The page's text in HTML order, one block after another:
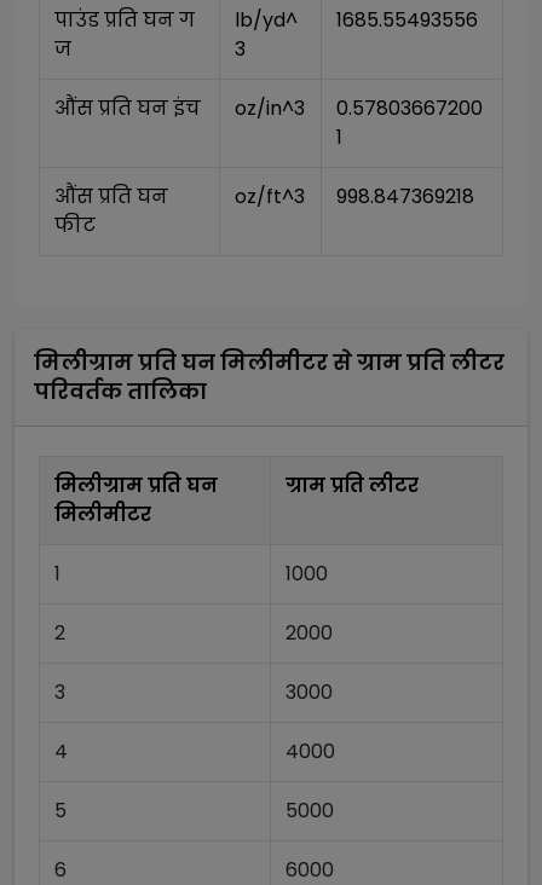
पाउंड प्रति घन ग
ज
lb/yd^
3
1685.55493556
औंस प्रति घन इंच oz/in^3
0.57803667200
1
औंस प्रति घन
फीट
oz/ft^3 998.847369218
मिलीग्राम प्रति घन मिलीमीटरसेग्राम प्रति लीटर
परिवर्तक तालिका
मिलीग्राम प्रति घन
मिलीमीटर
ग्राम प्रति लीटर
1 1000
2 2000
3 3000
4 4000
5 5000
6 6000